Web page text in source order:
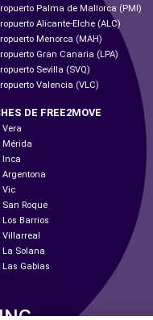
Palma de Mallorca (PMI)
Alicante-Elche (ALC)
Menorca (MAH)
Gran Canaria (LPA)
Sevilla (SVQ)
Valencia (VLC)
DE FREE2MOVE
Mérida
Inca
Vic
Roque
Barrios
Villarreal
Solana
Gabias